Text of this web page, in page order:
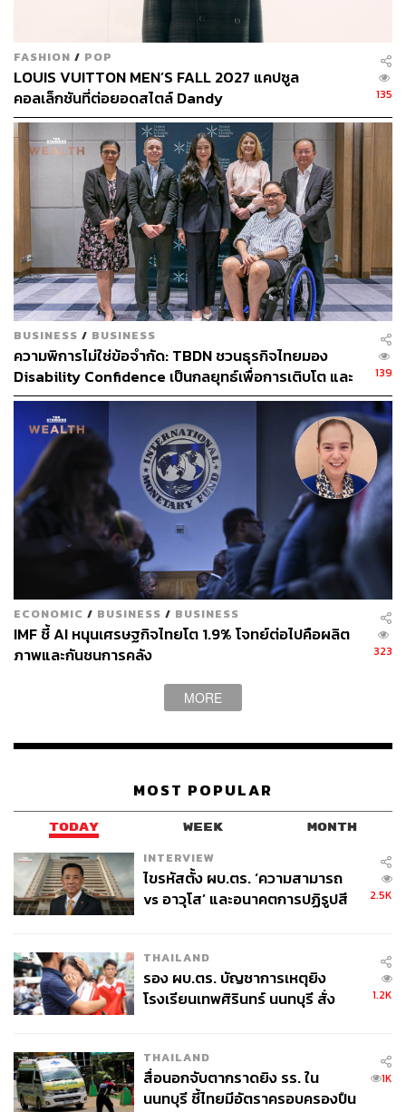
ABOUT THE AUTHOR
จิรันธนิน กมลเลิศ
Content Creator ประจำ THE STANDARD
WEALTH
FASHION / POP
LOUIS VUITTON MEN’S FALL 2027 แคปซูล
คอลเล็กชันที่ต่อยอดสไตล์ Dandy
135
BUSINESS / BUSINESS
ความพิการไม่ใช่ข้อจำกัด: TBDN ชวนธุรกิจไทยมอง
Disability Confidence เป็นกลยุทธ์เพื่อการเติบโต และ
อนาคตแรงงานไทย
139
ECONOMIC / BUSINESS / BUSINESS
IMF ชี้ AI หนุนเศรษฐกิจไทยโต 1.9% โจทย์ต่อไปคือผลิต
ภาพและกันชนการคลัง
323
MORE
MOST POPULAR
TODAY WEEK MONTH
INTERVIEW
ไขรหัสตั้ง ผบ.ตร. ‘ความสามารถ
vs อาวุโส’ และอนาคตการปฏิรูปสี
2.5K
THAILAND
รอง ผบ.ตร. บัญชาการเหตุยิง
โรงเรียนเทพศิรินทร์ นนทบุรี สั่ง
1.2K
THAILAND
สื่อนอกจับตากราดยิง รร. ใน
นนทบุรี ชี้ไทยมีอัตราครอบครองปืน
1K